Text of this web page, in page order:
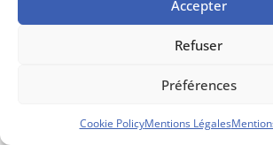
Accepter
Refuser
Préférences
Cookie PolicyMentions Légales